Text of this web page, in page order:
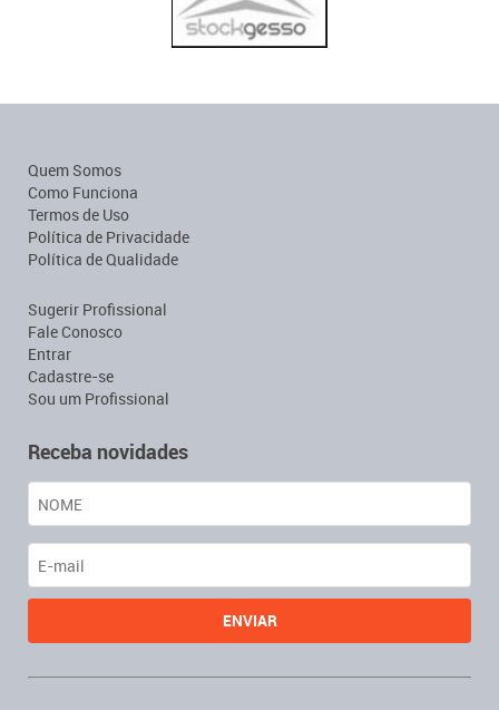
Quem Somos
Como Funciona
Termos de Uso
Política de Privacidade
Política de Qualidade
Sugerir Profissional
Fale Conosco
Entrar
Cadastre-se
Sou um Profissional
Receba novidades